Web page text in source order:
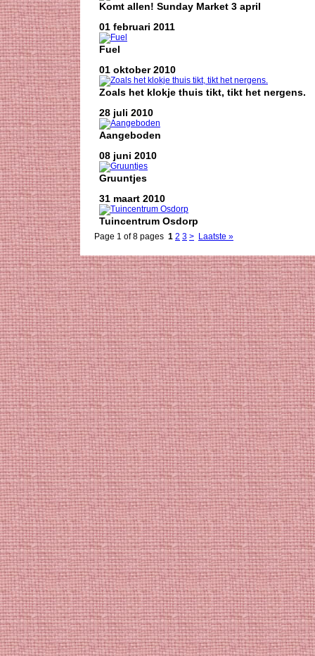
Komt allen! Sunday Market 3 april
01 februari 2011
Fuel
01 oktober 2010
Zoals het klokje thuis tikt, tikt het nergens.
28 juli 2010
Aangeboden
08 juni 2010
Gruuntjes
31 maart 2010
Tuincentrum Osdorp
Page 1 of 8 pages 1 2 3 > Laatste »